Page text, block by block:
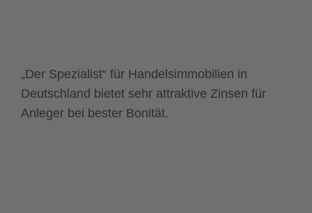
„Der Spezialist“ für Handelsimmobilien in
Deutschland bietet sehr attraktive Zinsen für
Anleger bei bester Bonität.